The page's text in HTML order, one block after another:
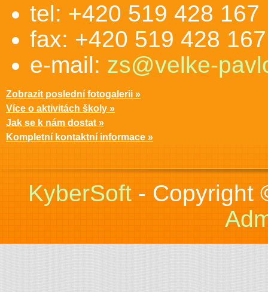
tel: +420 519 428 167
fax: +420 519 428 167
e-mail: zs@velke-
Zobrazit poslední fotogalerii »
Více o aktivitách školy »
Jak se k nám dostat »
Kompletní kontaktní informace »
KyberSoft- Copyright